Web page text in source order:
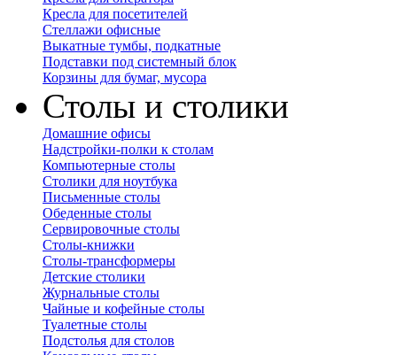
Кресла для посетителей
Стеллажи офисные
Выкатные тумбы, подкатные
Подставки под системный блок
Корзины для бумаг, мусора
Столы и столики
Домашние офисы
Надстройки-полки к столам
Компьютерные столы
Столики для ноутбука
Письменные столы
Обеденные столы
Сервировочные столы
Столы-книжки
Столы-трансформеры
Детские столики
Журнальные столы
Чайные и кофейные столы
Туалетные столы
Подстолья для столов